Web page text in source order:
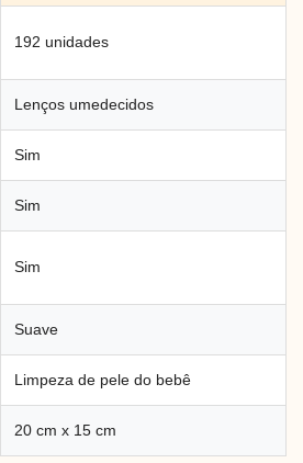
192 unidades
Lenços umedecidos
Sim
Sim
Sim
Suave
Limpeza de pele do bebê
20 cm x 15 cm